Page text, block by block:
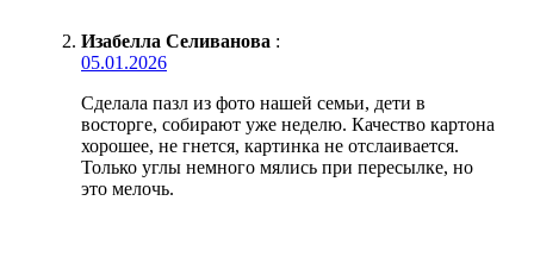
Изабелла Селиванова :
05.01.2026
Сделала пазл из фото нашей семьи, дети в
восторге, собирают уже неделю. Качество картона
хорошее, не гнется, картинка не отслаивается.
Только углы немного мялись при пересылке, но
это мелочь.